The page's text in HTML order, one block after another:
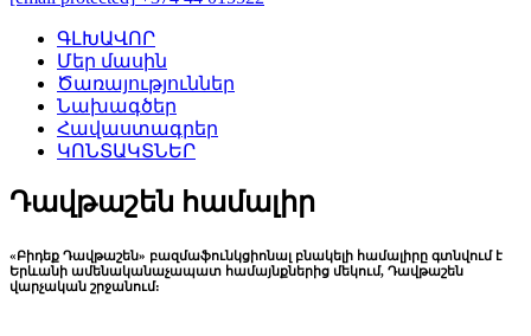
ԳԼԽԱՎՈՐ
Մեր մասին
Ծառայություններ
Նախագծեր
Հավաստագրեր
ԿՈՆՏԱԿՏՆԵՐ
Դավթաշեն համալիր
«Բիդեք Դավթաշեն» բազմաֆունկցիոնալ բնակելի համալիրը գտնվում է
Երևանի ամենականաչապատ համայնքներից մեկում, Դավթաշեն
վարչական շրջանում: